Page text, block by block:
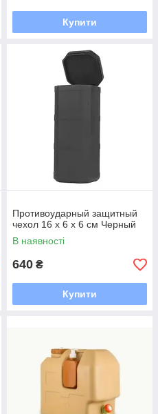
Купити
Противоударный защитный
чехол 16 х 6 х 6 см Черный
В наявності
640 ₴
Купити